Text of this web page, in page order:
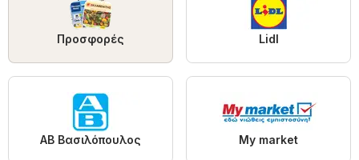
Προσφορές Lidl
ΑΒ Βασιλόπουλος My market